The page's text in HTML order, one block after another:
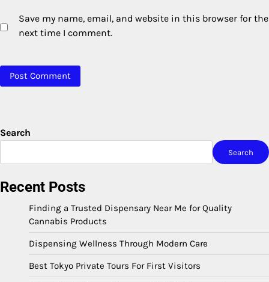
Save my name, email, and website in this browser for the
next time I comment.
Search
Search
Recent Posts
Finding a Trusted Dispensary Near Me for Quality
Cannabis Products
Dispensing Wellness Through Modern Care
Best Tokyo Private Tours For First Visitors